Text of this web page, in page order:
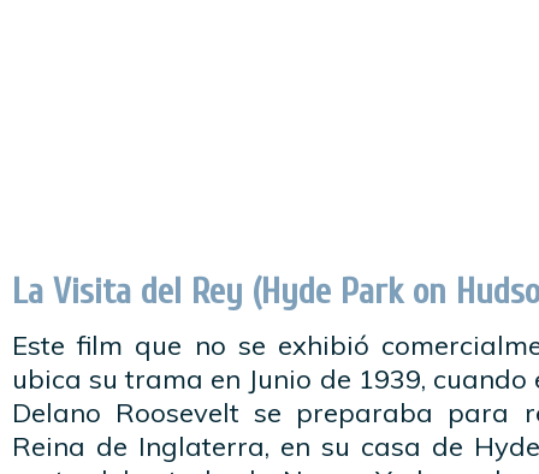
La Visita del Rey (Hyde Park on
Este film que no se exhibió
ubica su trama en Junio de 1939,
Delano Roosevelt se preparaba
Reina de Inglaterra, en su casa de